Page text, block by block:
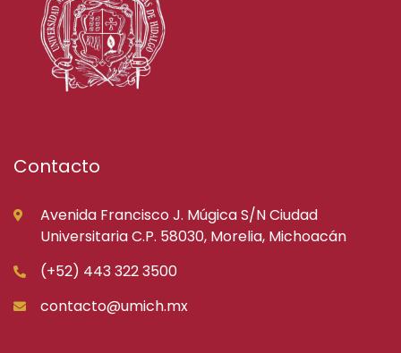
Contacto
Avenida Francisco J. Múgica S/N Ciudad
Universitaria C.P. 58030, Morelia, Michoacán
(+52) 443 322 3500
contacto@umich.mx